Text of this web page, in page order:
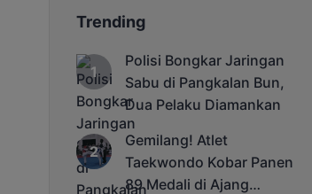
Trending
Polisi Bongkar Jaringan
Sabu di Pangkalan Bun,
Dua Pelaku Diamankan
Gemilang! Atlet
Taekwondo Kobar Panen
89 Medali di Ajang